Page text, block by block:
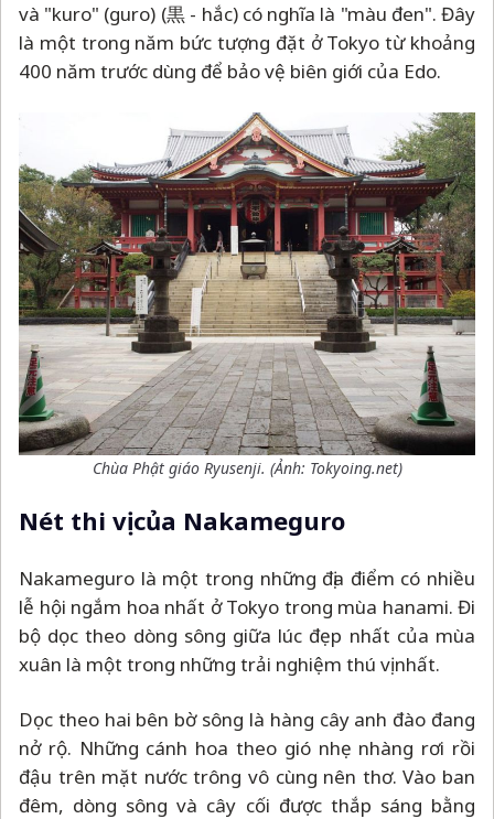
và "kuro" (guro) (黒 - hắc) có nghĩa là "màu đen". Đây
là một trong năm bức tượng đặt ở Tokyo từ khoảng
400 năm trước dùng để bảo vệ biên giới của Edo.
Chùa Phật giáo Ryusenji. (Ảnh: Tokyoing.net)
Nét thi vị của Nakameguro
Nakameguro là một trong những địa điểm có nhiều
lễ hội ngắm hoa nhất ở Tokyo trong mùa hanami. Đi
bộ dọc theo dòng sông giữa lúc đẹp nhất của mùa
xuân là một trong những trải nghiệm thú vị nhất.
Dọc theo hai bên bờ sông là hàng cây anh đào đang
nở rộ. Những cánh hoa theo gió nhẹ nhàng rơi rồi
đậu trên mặt nước trông vô cùng nên thơ. Vào ban
đêm, dòng sông và cây cối được thắp sáng bằng